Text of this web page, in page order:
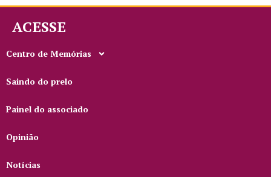
ACESSE
Centro de Memórias
Saindo do prelo
Painel do associado
Opinião
Notícias